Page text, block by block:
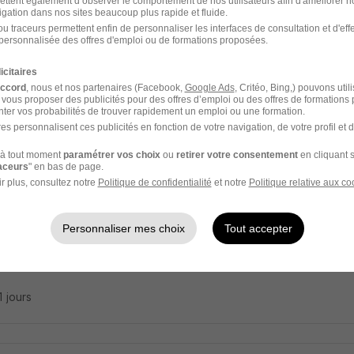
Particulier de Français à Domicile
- 22
jours
jours
dans nos sites beaucoup plus rapide et fluide.
traceurs permettent enfin de personnaliser les interfaces de consultation et
des offres d'emploi ou de formations proposées.
, nous et nos partenaires (Facebook, Google Ads, Critéo, Bing,) pouvons
proposer des publicités pour des offres d’emploi ou des offres de formations
vos probabilités de trouver rapidement un emploi ou une formation.
personnalisent ces publicités en fonction de votre navigation, de votre profil et
tout moment paramétrer vos choix ou retirer votre consentementen cliquant
" en bas de page.
plus, consultez notre Politique de confidentialité et notre Politique relative aux
Personnaliser mes choix Tout accepter